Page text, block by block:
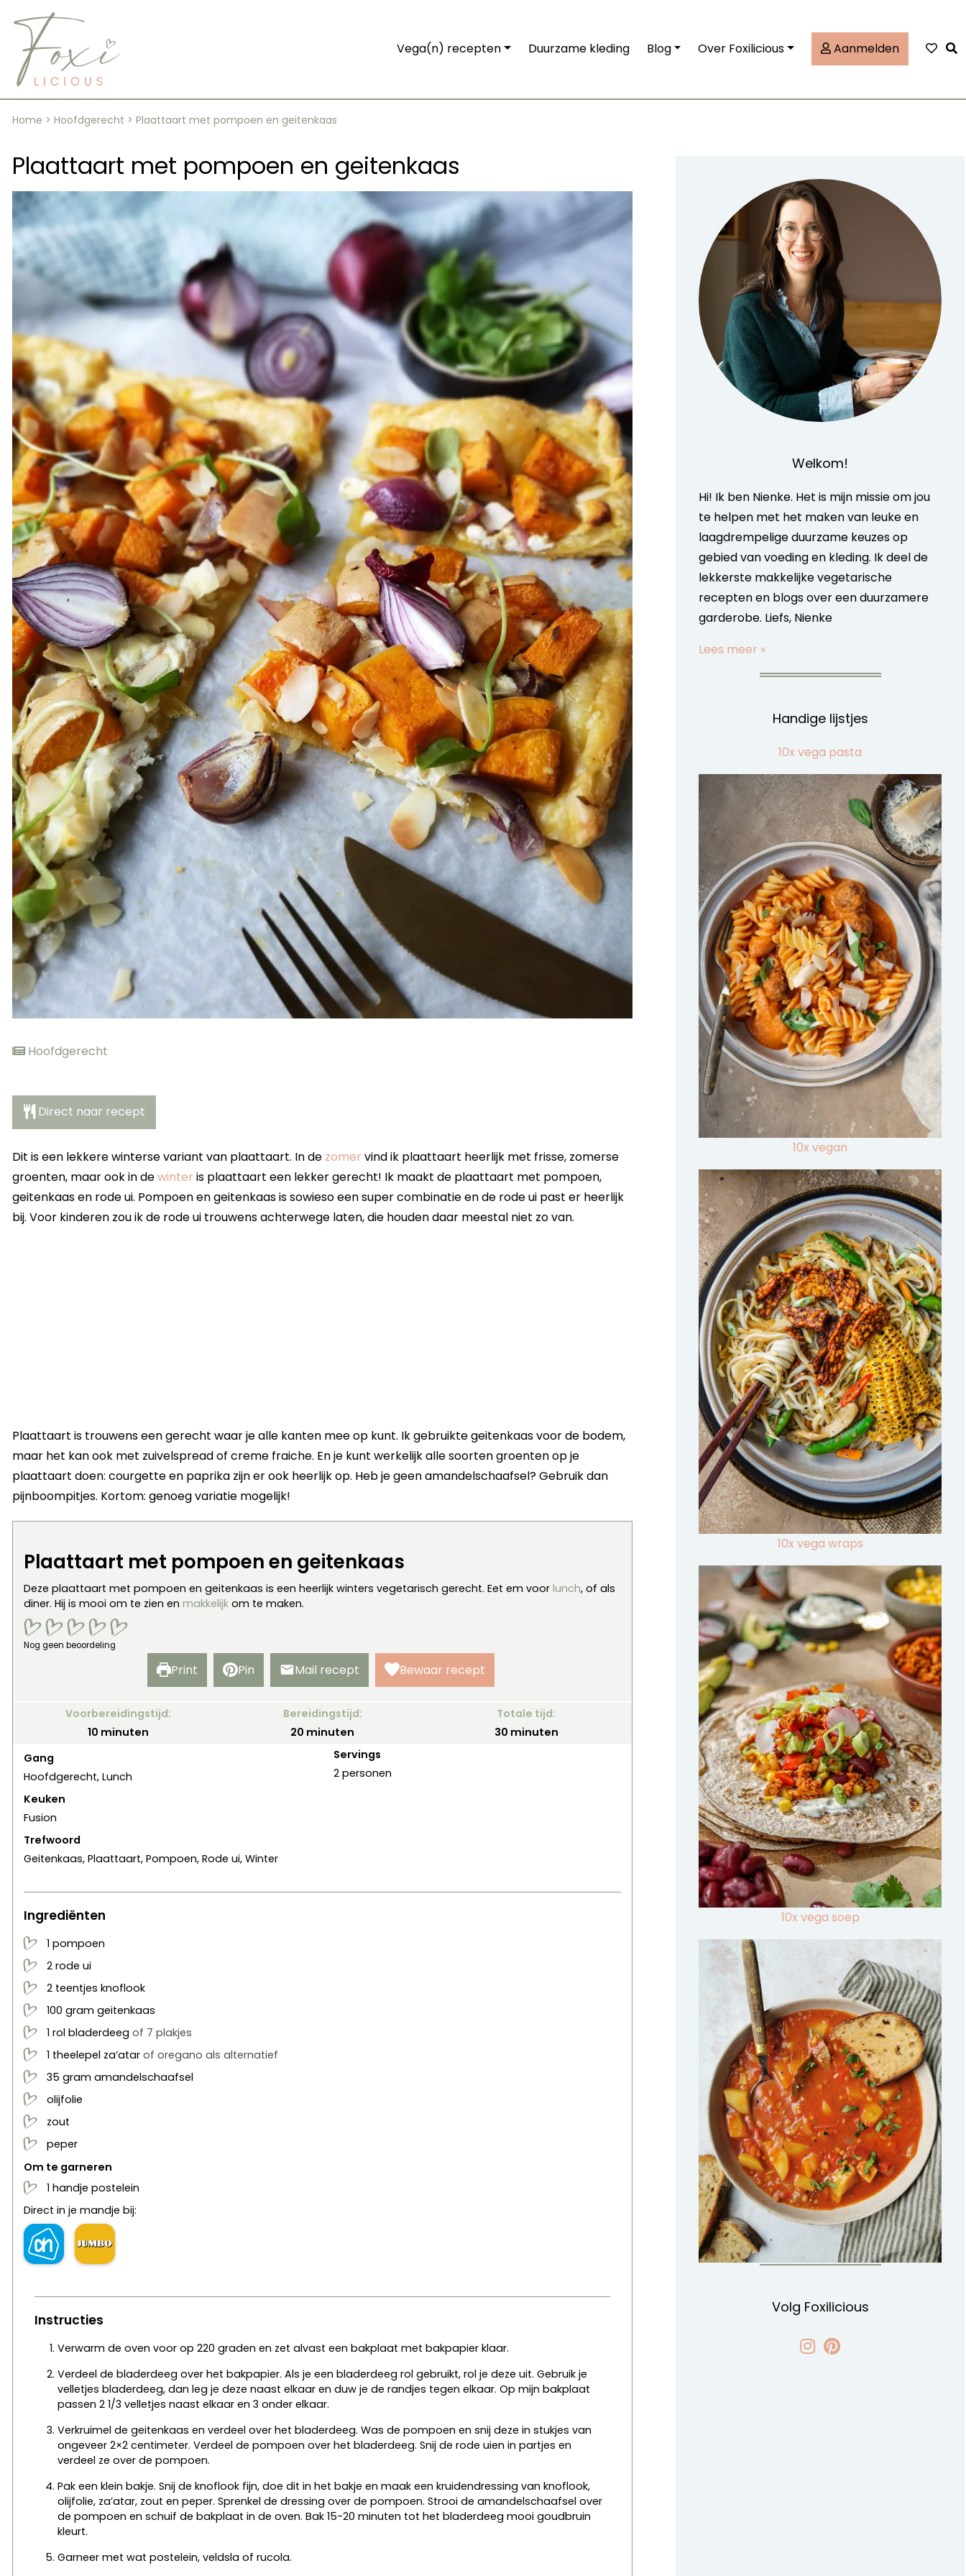
content
Vega(n) recepten Duurzame kleding Blog Over Foxilicious Aanmelden
Home > Hoofdgerecht > Plaattaart met pompoen en geitenkaas
Plaattaart met pompoen en geitenkaas
Hoofdgerecht
Direct naar recept
Dit is een lekkere winterse variant van plaattaart. In de zomer vind ik plaattaart heerlijk met frisse, zomerse
groenten, maar ook in dewinter is plaattaart een lekker gerecht! Ik maakt de plaattaart met pompoen,
geitenkaas en rode ui. Pompoen en geitenkaas is sowieso een super combinatie en de rode ui past er heerlijk
bij. Voor kinderen zou ik de rode ui trouwens achterwege laten, die houden daar meestal niet zo van.
Plaattaart is trouwens een gerecht waar je alle kanten mee op kunt. Ik gebruikte geitenkaas voor de bodem,
maar het kan ook met zuivelspread of creme fraiche. En je kunt werkelijk alle soorten groenten op je
plaattaart doen: courgette en paprika zijn er ook heerlijk op. Heb je geen amandelschaafsel? Gebruik dan
pijnboompitjes. Kortom: genoeg variatie mogelijk!
Plaattaart met pompoen en geitenkaas
Deze plaattaart met pompoen en geitenkaas is een heerlijk winters vegetarisch gerecht. Eet em voor lunch, of als
diner. Hij is mooi om te zien en makkelijk om te maken.
Nog geen beoordeling
Print Pin Mail recept Bewaar recept
Voorbereidingstijd:
10 minuten
minuten
Bereidingstijd:
20 minuten
minuten
Totale tijd:
30minuten
minuten
Gang
Hoofdgerecht, Lunch
Keuken
Fusion
Trefwoord
Geitenkaas, Plaattaart, Pompoen, Rode ui, Winter
Servings
2 personen
Ingrediënten
1 pompoen
2 rode ui
2 teentjes knoflook
100 gram geitenkaas
1 rol bladerdeeg of 7 plakjes
1 theelepel za’atar of oregano als alternatief
35 gram amandelschaafsel
olijfolie
zout
peper
Om te garneren
1 handje postelein
Direct in je mandje bij:
Instructies
Verwarm de oven voor op 220 graden en zet alvast een bakplaat met bakpapier klaar.
Verdeel de bladerdeeg over het bakpapier. Als je een bladerdeeg rol gebruikt, rol je deze uit. Gebruik je
velletjes bladerdeeg, dan leg je deze naast elkaar en duw je de randjes tegen elkaar. Op mijn bakplaat
passen 2 1/3 velletjes naast elkaar en 3 onder elkaar.
Verkruimel de geitenkaas en verdeel over het bladerdeeg. Was de pompoen en snij deze in stukjes van
ongeveer 2×2 centimeter. Verdeel de pompoen over het bladerdeeg. Snij de rode uien in partjes en
verdeel ze over de pompoen.
Pak een klein bakje. Snij de knoflook fijn, doe dit in het bakje en maak een kruidendressing van knoflook,
olijfolie, za’atar, zout en peper. Sprenkel de dressing over de pompoen. Strooi de amandelschaafsel over
de pompoen en schuif de bakplaat in de oven. Bak 15-20 minuten tot het bladerdeeg mooi goudbruin
kleurt.
Garneer met wat postelein, veldsla of rucola.
Welkom!
Hi! Ik ben Nienke. Het is mijn missie om jou
te helpen met het maken van leuke en
laagdrempelige duurzame keuzes op
gebied van voeding en kleding. Ik deel de
lekkerste makkelijke vegetarische
recepten en blogs over een duurzamere
garderobe. Liefs, Nienke
Lees meer »
Handige lijstjes
10x vega pasta
10x vegan
10x vega wraps
10x vega soep
Volg Foxilicious